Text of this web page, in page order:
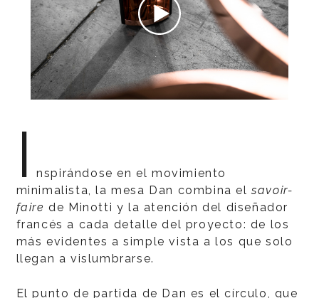
I
nspirándose en el movimiento
minimalista, la mesa Dan combina elsavoir-
faire de Minotti y la atención del diseñador
francés a cada detalle del proyecto: de los
más evidentes a simple vista a los que solo
llegan a vislumbrarse.
El punto de partida de Dan es el círculo, que